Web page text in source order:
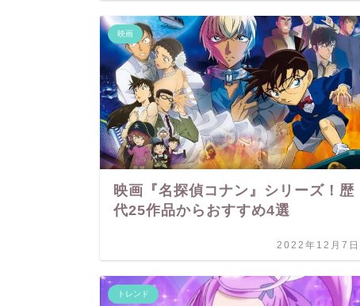
映画
映画『名探偵コナン』シリーズ！歴
代25作品からおすすめ4選
2022年12月7日
トレンド